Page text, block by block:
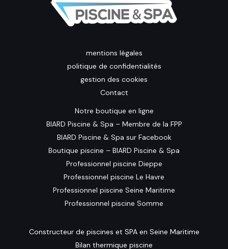
mentions légales
politique de confidentialités
gestion des cookies
Contact
Notre boutique en ligne
BIARD Piscine & Spa – Membre de la FPP
BIARD Piscine & Spa sur Facebook
Boutique piscine – BIARD Piscine & Spa
Professionnel piscine Dieppe
Professionnel piscine Le Havre
Professionnel piscine Seine Maritime
Professionnel piscine Somme
Constructeur de piscines et SPA en Seine Maritime
Bilan thermique piscine